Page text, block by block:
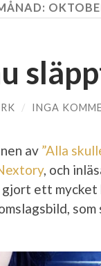
/ INGA
av ”Alla
, och
ett mycket